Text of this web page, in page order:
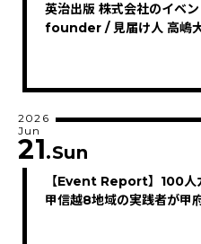
英治出版 株式会社のイベ
founder / 見届け人 高嶋
【Event Report】100
甲信越8地域の実践者が甲
2026
Jun
21.Sun